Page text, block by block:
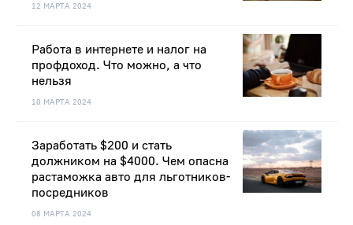
12 МАРТА 2024
10 МАРТА 2024
Работа в интернете и налог на
профдоход. Что можно, а что
нельзя
08 МАРТА 2024
Заработать $200 и стать
должником на $4000. Чем опасна
растаможка авто для льготников-
посредников